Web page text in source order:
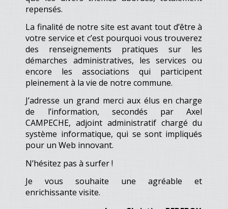
repensés.
La finalité de notre site est avant tout d’être à
votre service et c’est pourquoi vous trouverez
des renseignements pratiques sur les
démarches administratives, les services ou
encore les associations qui participent
pleinement à la vie de notre commune.
J’adresse un grand merci aux élus en charge
de l’information, secondés par Axel
CAMPECHE, adjoint administratif chargé du
système informatique, qui se sont impliqués
pour un Web innovant.
N’hésitez pas à surfer !
Je vous souhaite une agréable et
enrichissante visite.